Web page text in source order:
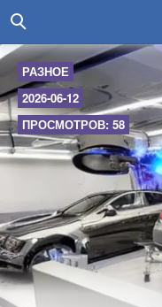
РАЗНОЕ
2026-06-12
ПРОСМОТРОВ: 58